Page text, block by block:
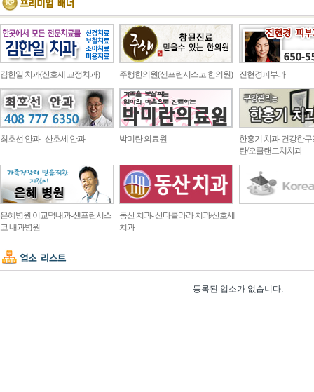
김한일 치과(산호세 교정치과) 주행한의원(샌프란시스코 한의원) 진현경피부과
최호선 안과 - 산호세 안과 박미란 의료원
한홍기 치과-건강한
란/오클랜드치치과
은혜병원 이교덕내과-샌프란시스
코 내과병원
동산 치과- 산타클라라 치과/산호세
치과
등록된 업소가 없습니다.